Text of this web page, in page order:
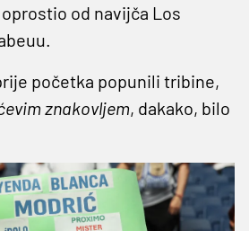
od navijča Los
početka popunili tribine,
znakovljem, dakako, bilo